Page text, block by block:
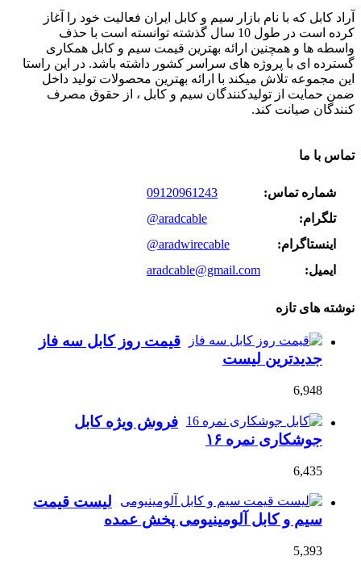
آراد کابل که با نام بازار سیم و کابل ایران فعالیت خود را آغاز
کرده است در طول 10 سال گذشته توانسته است با حذف
واسطه ها و همچنین ارائه بهترین قیمت سیم و کابل همکاری
گسترده ای با پروژه های سراسر کشور داشته باشد. در این راستا
این مجموعه تلاش میکند با ارائه بهترین محصولات تولید داخل
ضمن حمایت از تولیدکنندگان سیم و کابل ، از حقوق مصرف
کنندگان صیانت کند.
تماس با ما
شماره تماس:
09120961243
تلگرام:
@aradcable
اینستاگرام:
@aradwirecable
ایمیل:
aradcable@gmail.com
نوشته های تازه
قیمت روز کابل سه فاز
جدیدترین لیست
6,948
فروش ویژه کابل
جوشکاری نمره ۱۶
6,435
لیست قیمت
سیم و کابل آلومینیومی پخش عمده
5,393